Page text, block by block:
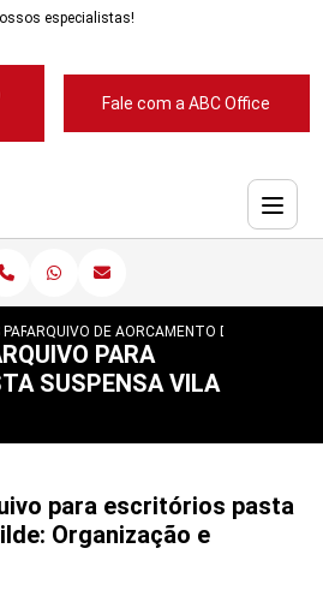
especialistas!
Fale com a ABC Office
ESCRITORIOS
ARQUIVO DE ACO PARA ESCRITORIOS
ORCAMENTO DE ARQUIVO
PARA
SUSPENSA VILA
para escritórios pasta
Organização e